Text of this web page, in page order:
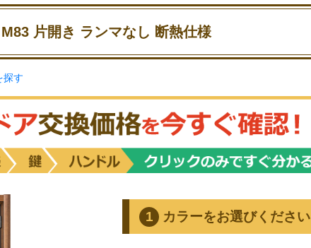
片開き ランマなし 断熱仕様
探す
カラーをお選びください